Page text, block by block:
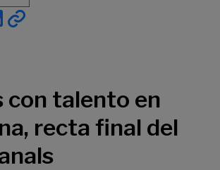
con talento en
recta final del